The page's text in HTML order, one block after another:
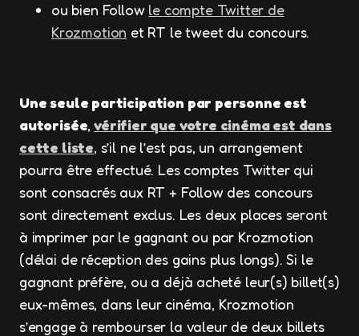
ou bien Follow le compte Twitter de
Krozmotion et RT le tweet du concours.
Une seule participation par personne est
autorisée, vérifier que votre cinéma est dans
cette liste, s’il ne l’est pas, un arrangement
pourra être effectué. Les comptes Twitter qui
sont consacrés aux RT + Follow des concours
sont directement exclus. Les deux places seront
à imprimer par le gagnant ou par Krozmotion
(délai de réception des gains plus longs). Si le
gagnant préfère, ou a déjà acheté leur(s) billet(s)
eux-mêmes, dans leur cinéma, Krozmotion
s’engage à rembourser la valeur de deux billets